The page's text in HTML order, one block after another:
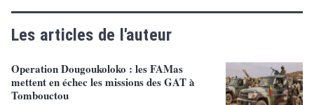
Les articles de l'auteur
Operation Dougoukoloko : les FAMas
mettent en échec les missions des GAT à
Tombouctou